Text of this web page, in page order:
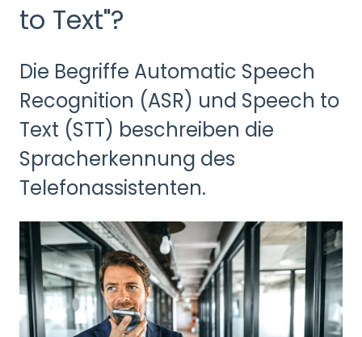
to Text"?
Die Begriffe Automatic Speech
Recognition (ASR) und Speech to
Text (STT) beschreiben die
Spracherkennung des
Telefonassistenten.